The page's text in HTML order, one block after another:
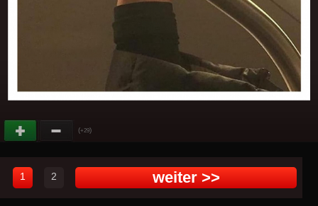
(+29)
1 2 weiter >>